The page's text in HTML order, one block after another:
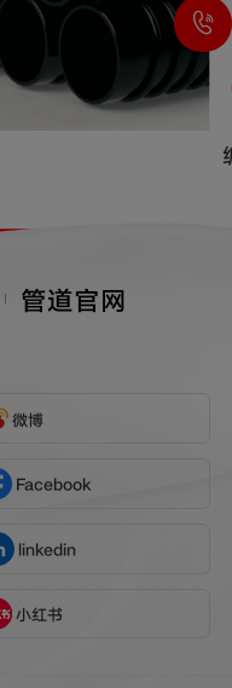
管道官网
微博
Facebook
linkedin
小红书